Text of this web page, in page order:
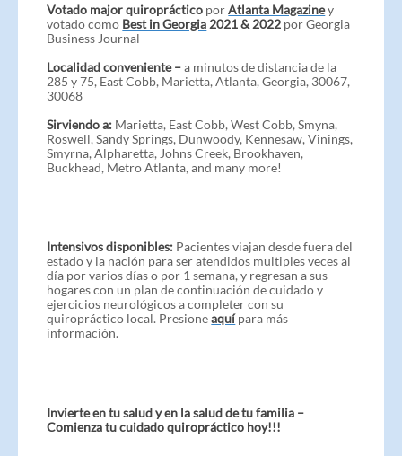
Votado major quiropráctico porAtlanta Magaziney
votado como Best in Georgia 2021 & 2022 por Georgia
Business Journal
Localidad conveniente –a minutos de distancia de la
285 y 75, East Cobb, Marietta, Atlanta, Georgia, 30067,
30068
Sirviendo a: Marietta, East Cobb, West Cobb, Smyna,
Roswell, Sandy Springs, Dunwoody, Kennesaw, Vinings,
Smyrna, Alpharetta, Johns Creek, Brookhaven,
Buckhead, Metro Atlanta, and many more!
Intensivos disponibles: Pacientes viajan desde fuera del
estado y la nación para ser atendidos multiples veces al
día por varios días o por 1 semana, y regresan a sus
hogares con un plan de continuación de cuidado y
ejercicios neurológicos a completer con su
quiropráctico local. Presioneaquípara más
información.
Invierte en tu salud y en la salud de tu familia –
Comienza tu cuidado quiropráctico hoy!!!